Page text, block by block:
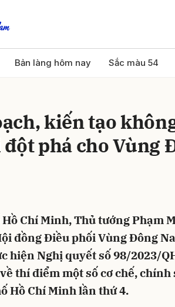
Bản làng hôm nay Sắc màu 54
kiến tạo
phá cho Vùng
Chí Minh, Thủ tướng Phạm
đồng Điều phối Vùng Đông
hiện Nghị quyết số 98/2023/
thí điểm một số cơ chế, chính
Hồ Chí Minh lần thứ 4.
bình luận